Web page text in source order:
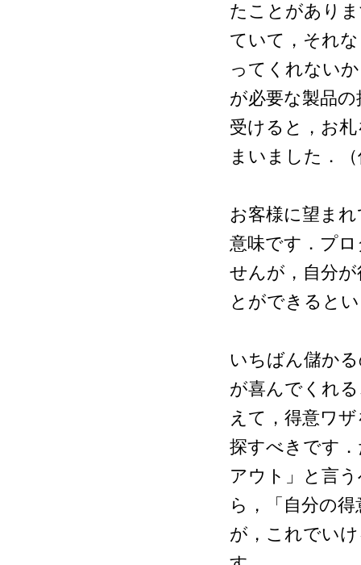
たことがあり
ていて，それ
ってくれない
が必要な製品
受けると，お
まいました．
お客様に望ま
意味です．プ
せんが，自分
とができると
いちばん儲か
が喜んでくれ
えて，得意ワ
探すべきです
アウト」と言
ら，「自分の
が，これでい